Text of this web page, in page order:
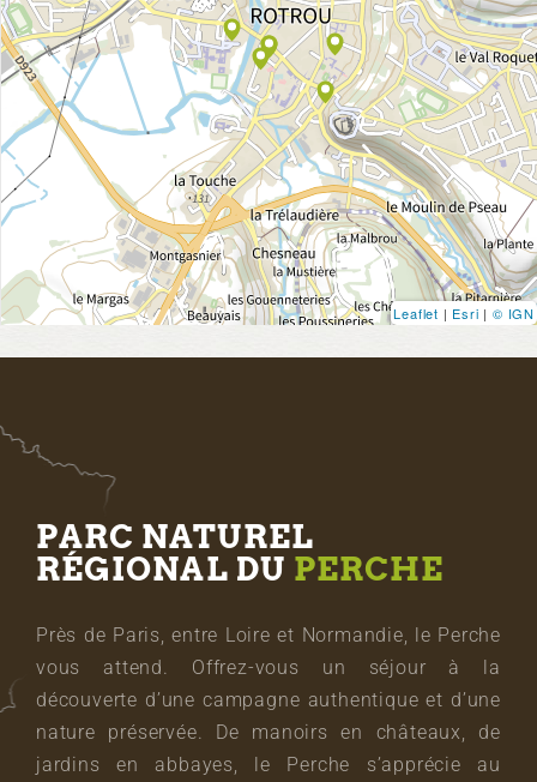
Leaflet | Esri | © IGN
PARC NATUREL
RÉGIONAL DU PERCHE
Près de Paris, entre Loire et Normandie, le Perche
vous attend. Offrez-vous un séjour à la
découverte d’une campagne authentique et d’une
nature préservée. De manoirs en châteaux, de
jardins en abbayes, le Perche s’apprécie au